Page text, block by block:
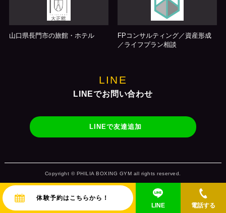
山口県長門市の旅館・ホテル
FPコンサルティング／資産形成
／ライフプラン相談
LINE
LINEでお問い合わせ
LINEで友達追加
Copyright © PHILIA BOXING GYM all rights reserved.
体験予約はこちらから！
LINE
電話する